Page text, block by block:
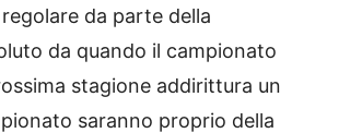
da parte della
da quando il campionato
stagione addirittura un
saranno proprio della